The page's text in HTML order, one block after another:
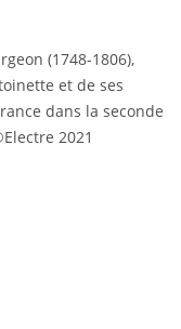
(1748-1806),
et de ses
dans la seconde
2021